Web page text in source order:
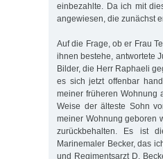
einbezahlte. Da ich mit
angewiesen, die zunächst
Auf die Frage, ob er Frau
ihnen bestehe, antwortete
Bilder, die Herr Raphaeli
es sich jetzt offenbar
meiner früheren Wohnung
Weise der älteste Sohn
meiner Wohnung geboren
zurückbehalten. Es ist
Marinemaler Becker, das
und Regimentsarzt D.